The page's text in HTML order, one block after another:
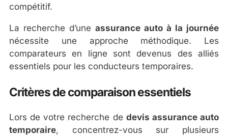
compétitif.
La recherche d’une assurance auto à la journée
nécessite une approche méthodique. Les
comparateurs en ligne sont devenus des alliés
essentiels pour les conducteurs temporaires.
Critères de comparaison essentiels
Lors de votre recherche de devis assurance auto
temporaire, concentrez-vous sur plusieurs